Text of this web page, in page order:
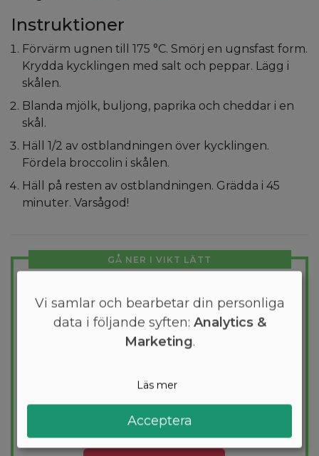
Instruktioner
Förvärm ugnen till 175 °C. Smörj en ugnsfast form.
Krydda kycklingen med salt och peppar. Lägg i
skålen.
Blanda mjölk, buljong, paprika och cheddar i en
skål.
Häll 1/2 av ostblandningen över kycklingen.
Fördela broccolin i skålen.
Häll på resten av ostblandningen. Grädda i 45
minuter. Varsågod!
GÅ NER I VIKT LÄTT
kostplan
Vill du gå ner några kilo? Med Arono får du
för dig och 1000+ hälsosamma recept
kalorimål varje dag.
Vi samlar och bearbetar din personliga
data i följande syften: Analytics &
Marketing.
Läs mer
Acceptera